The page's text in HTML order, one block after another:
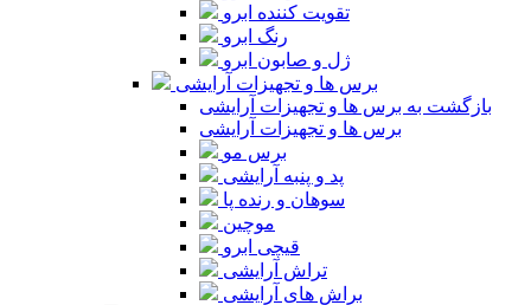
تقویت کننده ابرو
رنگ ابرو
ژل و صابون ابرو
برس ها و تجهیزات آرایشی
بازگشت به برس ها و تجهیزات آرایشی
برس ها و تجهیزات آرایشی
برس مو
پد و پنبه آرایشی
سوهان و رنده پا
موچین
قیچی ابرو
تراش آرایشی
براش های آرایشی